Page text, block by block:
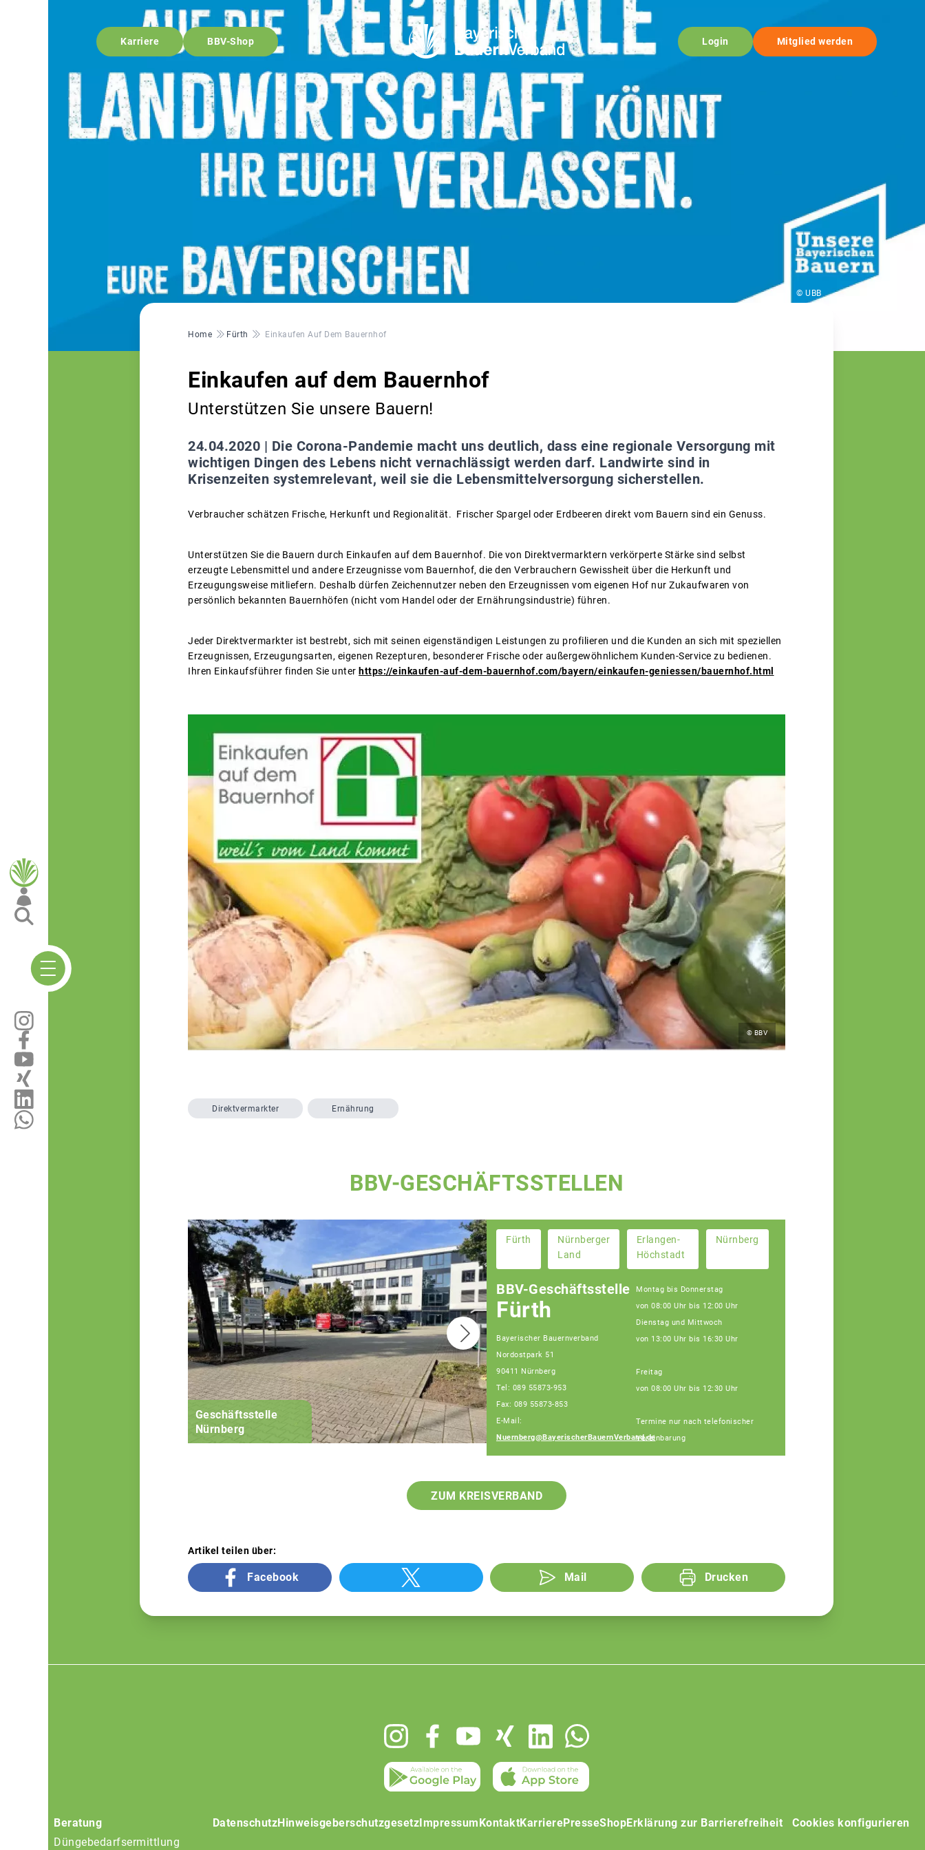
Karriere BBV-Shop Login Mitglied werden
© UBB
Pfadnavigation
Home Fürth Einkaufen Auf Dem Bauernhof
Einkaufen auf dem Bauernhof
Unterstützen Sie unsere Bauern!
24.04.2020 | Die Corona-Pandemie macht uns deutlich, dass eine regionale Versorgung mit
wichtigen Dingen des Lebens nicht vernachlässigt werden darf. Landwirte sind in
Krisenzeiten systemrelevant, weil sie die Lebensmittelversorgung sicherstellen.
Verbraucher schätzen Frische, Herkunft und Regionalität. Frischer Spargel oder Erdbeeren direkt vom Bauern sind ein Genuss.
Unterstützen Sie die Bauern durch Einkaufen auf dem Bauernhof. Die von Direktvermarktern verkörperte Stärke sind selbst
erzeugte Lebensmittel und andere Erzeugnisse vom Bauernhof, die den Verbrauchern Gewissheit über die Herkunft und
Erzeugungsweise mitliefern. Deshalb dürfen Zeichennutzer neben den Erzeugnissen vom eigenen Hof nur Zukaufwaren von
persönlich bekannten Bauernhöfen (nicht vom Handel oder der Ernährungsindustrie) führen.
Jeder Direktvermarkter ist bestrebt, sich mit seinen eigenständigen Leistungen zu profilieren und die Kunden an sich mit speziellen
Erzeugnissen, Erzeugungsarten, eigenen Rezepturen, besonderer Frische oder außergewöhnlichem Kunden-Service zu bedienen.
Ihren Einkaufsführer finden Sie unter https://einkaufen-auf-dem-bauernhof.com/bayern/einkaufen-geniessen/bauernhof.html
© BBV
Direktvermarkter Ernährung
BBV-GESCHÄFTSSTELLEN
Geschäftsstelle
Nürnberg
Christian Huber
Fürth
Nürnberger
Land
Erlangen-
Höchstadt
Nürnberg
BBV-Geschäftsstelle
Fürth
Bayerischer Bauernverband
Nordostpark 51
90411 Nürnberg
Tel: 089 55873-953
Fax: 089 55873-853
E-Mail:
Nuernberg@BayerischerBauernVerband.de
Montag bis Donnerstag
von 08:00 Uhr bis 12:00 Uhr
Dienstag und Mittwoch
von 13:00 Uhr bis 16:30 Uhr
Freitag
von 08:00 Uhr bis 12:30 Uhr
Termine nur nach telefonischer
Vereinbarung
ZUM KREISVERBAND
Artikel teilen über:
Facebook Mail Drucken
Beratung
Düngebedarfsermittlung
DatenschutzHinweisgeberschutzgesetzImpressumKontaktKarrierePresseShopErklärung zur Barrierefreiheit Cookies konfigurieren